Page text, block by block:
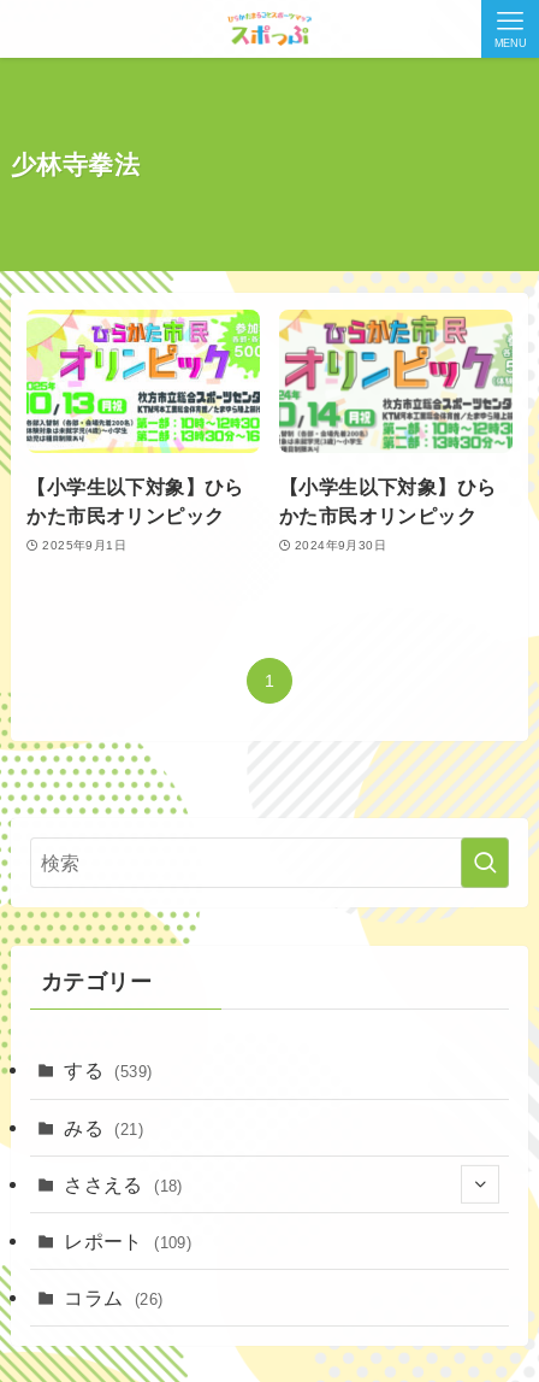
MENU
少林寺拳法
【小学生以下対象】ひら
かた市民オリンピック
2025年9月1日
【小学生以下対象】ひら
かた市民オリンピック
2024年9月30日
1
カテゴリー
する (539)
みる (21)
ささえる (18)
(4)
(1)
レポート (109)
コラム (26)